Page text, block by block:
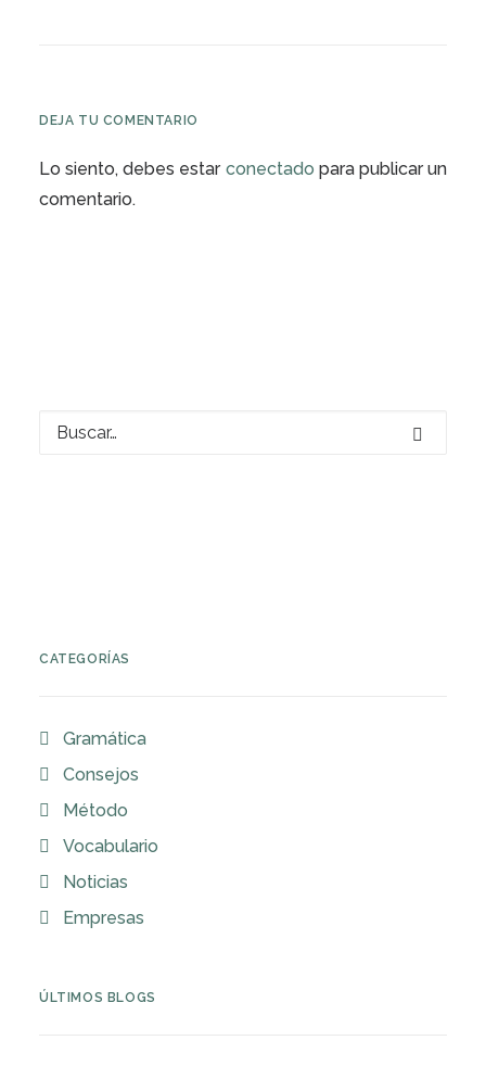
DEJA TU COMENTARIO
Lo siento, debes estar conectado para publicar un
comentario.
CATEGORÍAS
Gramática
Consejos
Método
Vocabulario
Noticias
Empresas
ÚLTIMOS BLOGS